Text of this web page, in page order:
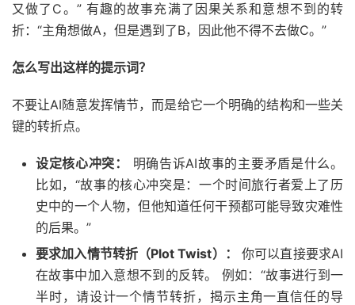
又做了C。” 有趣的故事充满了因果关系和意想不到的转
折：“主角想做A，但是遇到了B，因此他不得不去做C。”
怎么写出这样的提示词？
不要让AI随意发挥情节，而是给它一个明确的结构和一些关
键的转折点。
设定核心冲突：
明确告诉AI故事的主要矛盾是什么。
比如，“故事的核心冲突是：一个时间旅行者爱上了历
史中的一个人物，但他知道任何干预都可能导致灾难性
的后果。”
要求加入情节转折（Plot Twist）：
你可以直接要求AI
在故事中加入意想不到的反转。 例如：“故事进行到一
半时，请设计一个情节转折，揭示主角一直信任的导